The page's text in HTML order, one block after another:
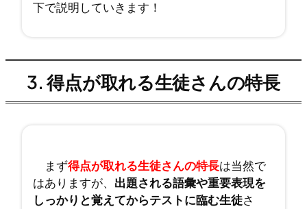
下で説明していきます！
3.得点が取れる生徒さんの特長
まず得点が取れる生徒さんの特長は当然で
はありますが、 出題される語彙や重要表現を
しっかりと覚えてからテストに臨む生徒さ